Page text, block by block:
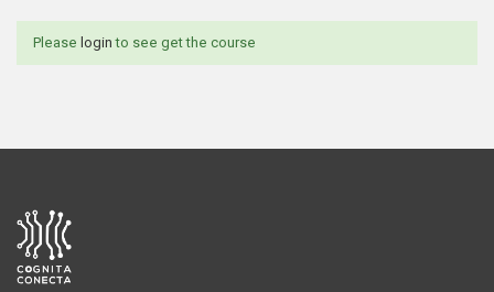
Please login to see get the course